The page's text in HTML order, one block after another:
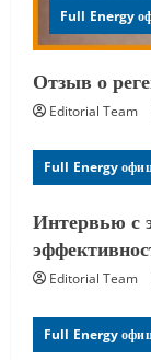
Full Energy
Отзыв о
Editorial Team
Full Energy
Интервью с
Editorial Team
Full Energy